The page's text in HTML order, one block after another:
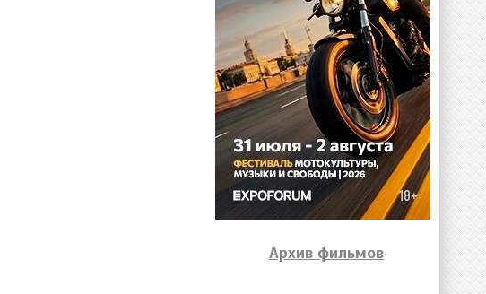
Архив фильмов